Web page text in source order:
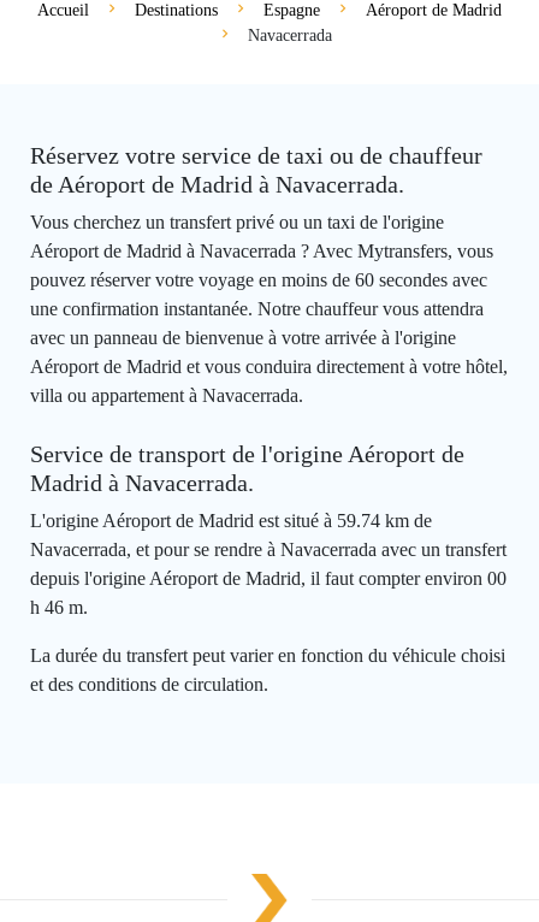
Accueil Destinations Espagne
Aéroport de Madrid
Navacerrada
Réservez votre service de taxi ou de chauffeur
de Aéroport de Madrid à Navacerrada.
Vous cherchez un transfert privé ou un taxi de l'origine
Aéroport de Madrid à Navacerrada ? Avec Mytransfers, vous
pouvez réserver votre voyage en moins de 60 secondes avec
une confirmation instantanée. Notre chauffeur vous attendra
avec un panneau de bienvenue à votre arrivée à l'origine
Aéroport de Madrid et vous conduira directement à votre hôtel,
villa ou appartement à Navacerrada.
Service de transport de l'origine Aéroport de
Madrid à Navacerrada.
L'origine Aéroport de Madrid est situé à 59.74 km de
Navacerrada, et pour se rendre à Navacerrada avec un transfert
depuis l'origine Aéroport de Madrid, il faut compter environ 00
h 46 m.
La durée du transfert peut varier en fonction du véhicule choisi
et des conditions de circulation.